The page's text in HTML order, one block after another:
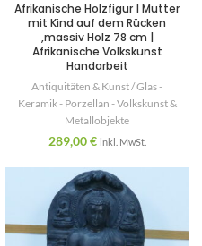
Afrikanische Holzfigur | Mutter
mit Kind auf dem Rücken
,massiv Holz 78 cm |
Afrikanische Volkskunst
Handarbeit
Antiquitäten & Kunst / Glas -
Keramik - Porzellan - Volkskunst &
Metallobjekte
289,00€ inkl. MwSt.